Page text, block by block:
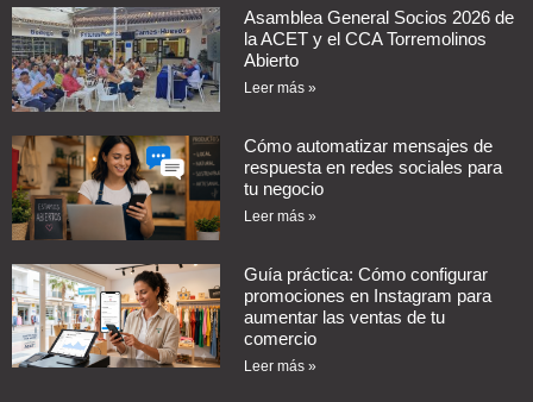
Asamblea General Socios 2026 de
la ACET y el CCA Torremolinos
Abierto
Leer más »
Cómo automatizar mensajes de
respuesta en redes sociales para
tu negocio
Leer más »
Guía práctica: Cómo configurar
promociones en Instagram para
aumentar las ventas de tu
comercio
Leer más »